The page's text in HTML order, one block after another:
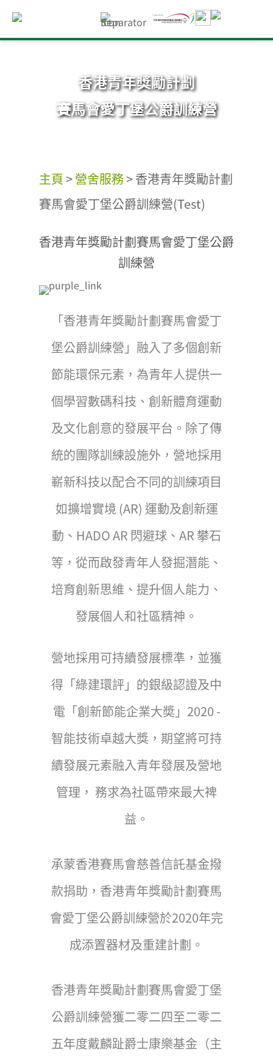
香港青年獎勵計劃
賽馬會愛丁堡公爵訓練營
主頁>營舍服務>香港青年獎勵計劃
賽馬會愛丁堡公爵訓練營(Test)
香港青年獎勵計劃賽馬會愛丁堡公爵
訓練營
「香港青年獎勵計劃賽馬會愛丁
堡公爵訓練營」融入了多個創新
節能環保元素，為青年人提供一
個學習數碼科技、創新體育運動
及文化創意的發展平台。除了傳
統的團隊訓練設施外，營地採用
嶄新科技以配合不同的訓練項目
如擴增實境 (AR) 運動及創新運
動、HADO AR 閃避球、AR 攀石
等，從而啟發青年人發掘潛能、
培育創新思維、提升個人能力、
發展個人和社區精神。
營地採用可持續發展標準，並獲
得「綠建環評」的銀級認證及中
電「創新節能企業大奬」2020 -
智能技術卓越大獎，期望將可持
續發展元素融入青年發展及營地
管理， 務求為社區帶來最大裨
益。
承蒙香港賽馬會慈善信託基金撥
款捐助，香港青年獎勵計劃賽馬
會愛丁堡公爵訓練營於2020年完
成添置器材及重建計劃。
香港青年獎勵計劃賽馬會愛丁堡
公爵訓練營獲二零二四至二零二
五年度戴麟趾爵士康樂基金（主